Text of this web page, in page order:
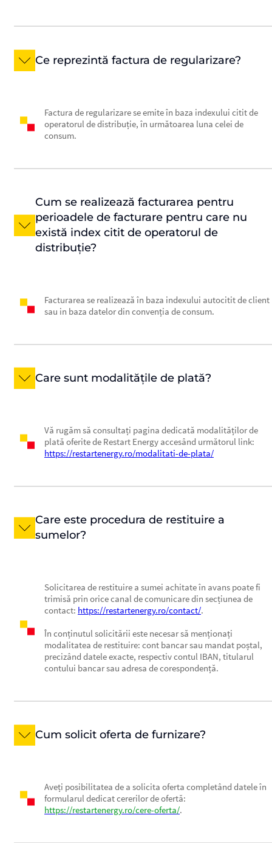
Ce reprezintă factura de regularizare?
Factura de regularizare se emite în baza indexului citit de
operatorul de distribuție, în următoarea luna celei de
consum.
Cum se realizează facturarea pentru
perioadele de facturare pentru care nu
există index citit de operatorul de
distribuție?
Facturarea se realizează în baza indexului autocitit de client
sau in baza datelor din convenția de consum.
Care sunt modalitățile de plată?
Vă rugăm să consultați pagina dedicată modalităților de
plată oferite de Restart Energy accesând următorul link:
https://restartenergy.ro/modalitati-de-plata/
Care este procedura de restituire a
sumelor?
Solicitarea de restituire a sumei achitate în avans poate fi
trimisă prin orice canal de comunicare din secțiunea de
contact: https://restartenergy.ro/contact/.
În conținutul solicitării este necesar să menționați
modalitatea de restituire: cont bancar sau mandat poștal,
precizând datele exacte, respectiv contul IBAN, titularul
contului bancar sau adresa de corespondență.
Cum solicit oferta de furnizare?
Aveți posibilitatea de a solicita oferta completând datele în
formularul dedicat cererilor de ofertă:
https://restartenergy.ro/cere-oferta/.